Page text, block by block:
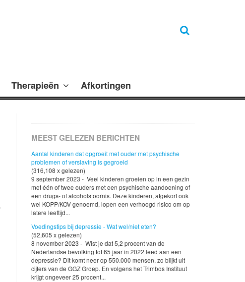
Therapieën Afkortingen
MEEST GELEZEN BERICHTEN
Aantal kinderen dat opgroeit met ouder met psychische
problemen of verslaving is gegroeid
(316,108 x gelezen)
9 september 2023 - Veel kinderen groeien op in een gezin
met één of twee ouders met een psychische aandoening of
een drugs- of alcoholstoornis. Deze kinderen, afgekort ook
wel KOPP/KOV genoemd, lopen een verhoogd risico om op
latere leeftijd...
Voedingstips bij depressie - Wat wel/niet eten?
(52,605 x gelezen)
8 november 2023 - Wist je dat 5,2 procent van de
Nederlandse bevolking tot 65 jaar in 2022 leed aan een
depressie? Dit komt neer op 550.000 mensen, zo blijkt uit
cijfers van de GGZ Groep. En volgens het Trimbos Instituut
krijgt ongeveer 25 procent...